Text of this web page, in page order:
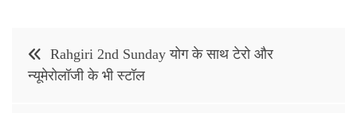
Post
navigation
Rahgiri 2nd Sunday योग के साथ टेरो और
न्यूमेरोलॉजी के भी स्टॉल